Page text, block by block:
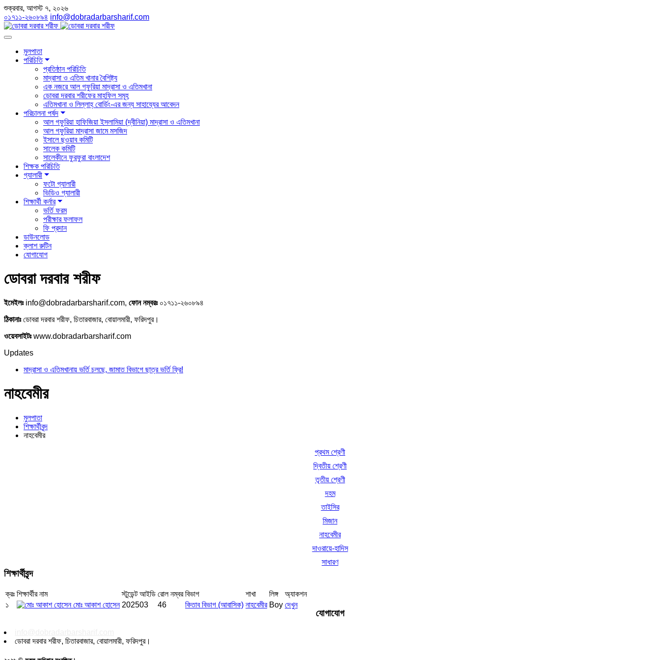
শুক্রবার, আগস্ট ৭, ২০২৬
০১৭১১-২৬০৮৯৪ info@dobradarbarsharif.com
মুলপাতা
পরিচিতি
প্রতিষ্ঠান পরিচিতি
মাদ্রাসা ও এতিম খানার বৈশিষ্ট্য
এক নজরে আল গফুরিয়া মাদ্রাসা ও এতিমখানা
ডোবরা দরবার শরীফের মাহফিল সমূহ
এতিমখানা ও লিল্লাহ্ বোর্ডিং-এর জন্য সাহায্যের আবেদন
পরিচালনা পর্ষদ
আল গফুরিয়া হাফিজিয়া ইসলামিয়া (দ্বীনিয়া) মাদ্রাসা ও এতিমখানা
আল গফুরিয়া মাদ্রাসা জামে মসজিদ
ইসালে ছওয়াব কমিটি
সালেক কমিটি
সালেকীনে ফুরফুরা বাংলাদেশ
শিক্ষক পরিচিতি
গ্যালারী
ফটো গ্যালারী
ভিডিও গ্যালারী
শিক্ষার্থী কর্নার
ভর্তি ফরম
পরীক্ষার ফলাফল
ফি প্রদান
ডাউনলোড
ক্লাশ রুটিন
যোগাযোগ
ডোবরা দরবার শরীফ
ইমেইলঃinfo@dobradarbarsharif.com, ফোন নম্বরঃ০১৭১১-২৬০৮৯৪
ঠিকানাঃডোবরা দরবার শরীফ, চিতারবাজার, বোয়ালমারী, ফরিদপুর।
ওয়েবসাইটঃwww.dobradarbarsharif.com
Updates
মাদ্রাসা ও এতিমখানায় ভর্তি চলছে, জামাত বিভাগে ছাত্র ভর্তি ফ্রি!
নাহবেমীর
মুলপাতা
শিক্ষার্থীবৃন্দ
নাহবেমীর
প্রথম শ্রেণী
দ্বিতীয় শ্রেণী
তৃতীয় শ্রেণী
দহম
তাইসির
মিজান
নাহবেমীর
দাওরায়ে-হাদিস
সাধারণ
শিক্ষার্থীবৃন্দ
ক্রঃ শিক্ষার্থীর নাম স্টুডেন্ট আইডি রোল নম্বর বিভাগ শাখা লিঙ্গ
অ্যাকশন
১
মোঃ আকাশ হোসেন 202503 46 কিতাব বিভাগ (আবাসিক) নাহবেমীর Boy দেখুন
যোগাযোগ
ডোবরা দরবার শরীফ, চিতারবাজার, বোয়ালমারী, ফরিদপুর।